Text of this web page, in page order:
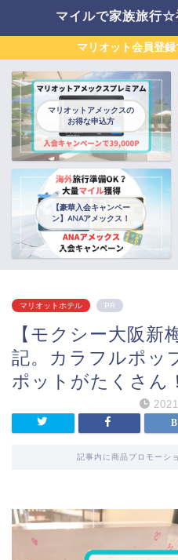
マイルで家族旅行☆
マリオット会員登
マリオットアメックスの
お得な申込方
【豪華入会キャンペー
ン】ANAアメックス！
マリオットホテル PR
【モクシー大阪新
記。カラフルポッ
ポットがたくさん！
記事内に商品プロモーシ